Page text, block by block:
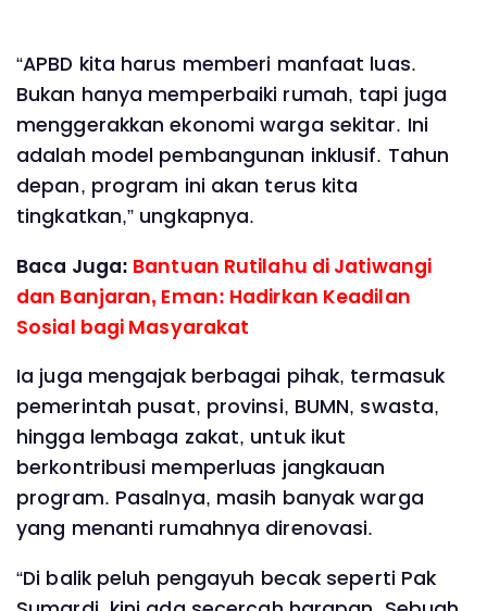
“APBD kita harus memberi manfaat luas.
Bukan hanya memperbaiki rumah, tapi juga
menggerakkan ekonomi warga sekitar. Ini
adalah model pembangunan inklusif. Tahun
depan, program ini akan terus kita
tingkatkan,” ungkapnya.
Baca Juga: Bantuan Rutilahu di Jatiwangi
dan Banjaran, Eman: Hadirkan Keadilan
Sosial bagi Masyarakat
Ia juga mengajak berbagai pihak, termasuk
pemerintah pusat, provinsi, BUMN, swasta,
hingga lembaga zakat, untuk ikut
berkontribusi memperluas jangkauan
program. Pasalnya, masih banyak warga
yang menanti rumahnya direnovasi.
“Di balik peluh pengayuh becak seperti Pak